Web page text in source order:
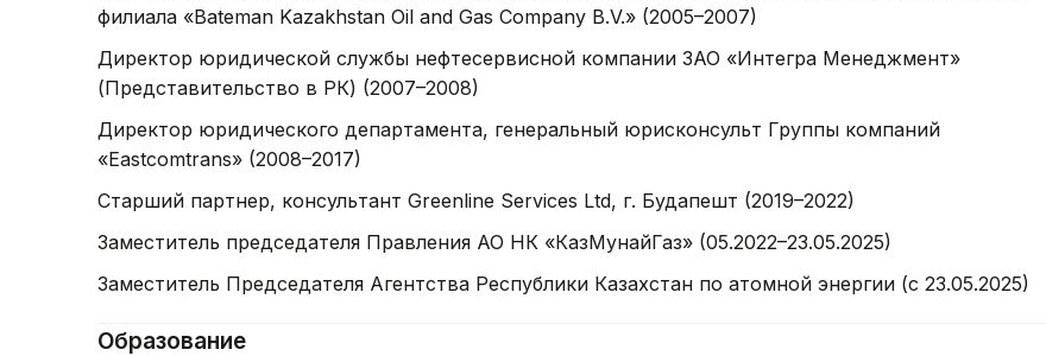
филиала «Bateman Kazakhstan Oil and Gas Company B.V.» (2005–2007)
Директор юридической службы нефтесервисной компании ЗАО «Интегра Менеджмент»
(Представительство в РК) (2007–2008)
Директор юридического департамента, генеральный юрисконсульт Группы компаний
«Eastcomtrans» (2008–2017)
Старший партнер, консультант Greenline Services Ltd, г. Будапешт (2019–2022)
Заместитель председателя Правления АО НК «КазМунайГаз» (05.2022–23.05.2025)
Заместитель Председателя Агентства Республики Казахстан по атомной энергии (с 23.05.2025)
Образование